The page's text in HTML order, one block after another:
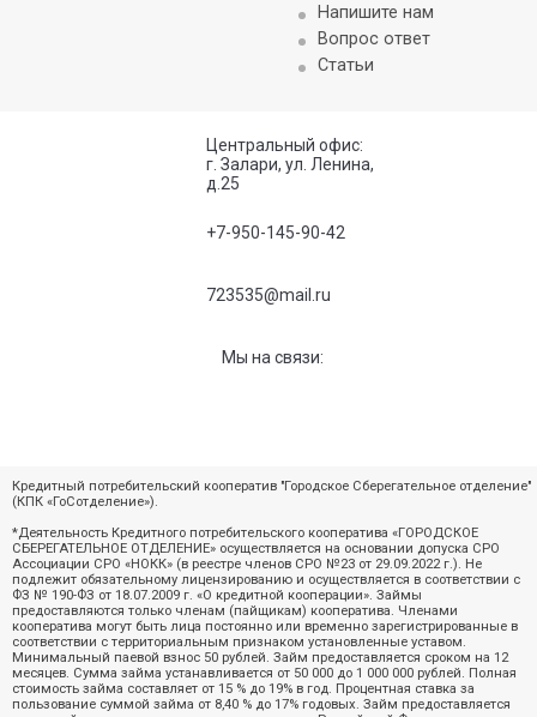
Напишите нам
Вопрос ответ
Статьи
Центральный офис:
г. Залари, ул. Ленина,
д.25
723535@mail.ru
Мы на связи:
+7-950-145-90-42
Кредитный потребительский кооператив "Городское Сберегательное отделение"
(КПК «ГоСотделение»).
*Деятельность Кредитного потребительского кооператива «ГОРОДСКОЕ
СБЕРЕГАТЕЛЬНОЕ ОТДЕЛЕНИЕ» осуществляется на основании допуска СРО
Ассоциации СРО «НОКК» (в реестре членов СРО №23 от 29.09.2022 г.). Не
подлежит обязательному лицензированию и осуществляется в соответствии с
ФЗ № 190-ФЗ от 18.07.2009 г. «О кредитной кооперации». Займы
предоставляются только членам (пайщикам) кооператива. Членами
кооператива могут быть лица постоянно или временно зарегистрированные в
соответствии с территориальным признаком установленные уставом.
Минимальный паевой взнос 50 рублей. Займ предоставляется сроком на 12
месяцев. Сумма займа устанавливается от 50 000 до 1 000 000 рублей. Полная
стоимость займа составляет от 15 % до 19% в год. Процентная ставка за
пользование суммой займа от 8,40 % до 17% годовых. Займ предоставляется